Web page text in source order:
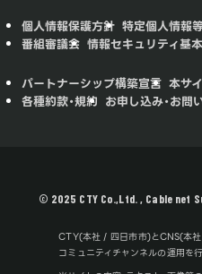
個人情報保護方針 特定個人情報
番組審議会 情報セキュリティ基
パートナーシップ構築宣言 本サ
各種約款・規約 お申し込み・お問
© 2025 CTY Co.,Ltd. , Cable net
CTY(本社 / 四日市市)とCNS(本社
コミュニティチャンネルの運用を行